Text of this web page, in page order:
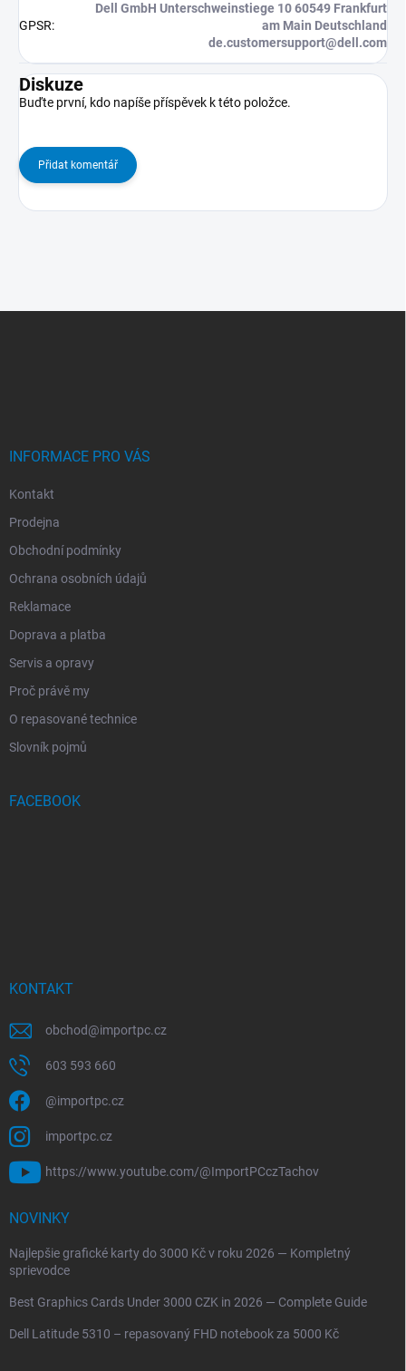
GPSR:
Dell GmbH Unterschweinstiege 10 60549 Frankfurt
am Main Deutschland
de.customersupport@dell.com
Diskuze
Buďte první, kdo napíše příspěvek k této položce.
Přidat komentář
INFORMACE PRO VÁS
Kontakt
Prodejna
Obchodní podmínky
Ochrana osobních údajů
Reklamace
Doprava a platba
Servis a opravy
Proč právě my
O repasované technice
Slovník pojmů
FACEBOOK
KONTAKT
obchod@importpc.cz
603 593 660
@importpc.cz
importpc.cz
https://www.youtube.com/@ImportPCczTachov
NOVINKY
Najlepšie grafické karty do 3000 Kč v roku 2026 — Kompletný
sprievodce
Best Graphics Cards Under 3000 CZK in 2026 — Complete Guide
Dell Latitude 5310 – repasovaný FHD notebook za 5000 Kč